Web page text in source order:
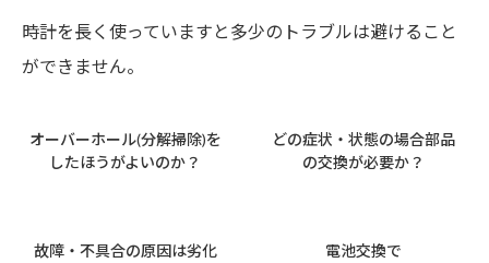
時計を長く使っていますと多少のトラブルは避けること
ができません。
オーバーホール(分解掃除)を
したほうがよいのか？
どの症状・状態の場合部品
の交換が必要か？
故障・不具合の原因は劣化
電池交換で